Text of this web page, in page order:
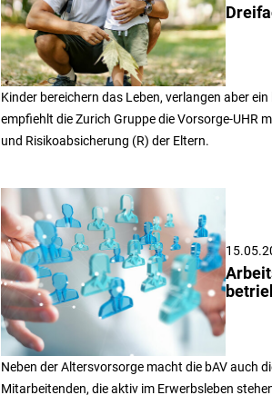
Kinder bereichern das Leben, verlangen aber
empfiehlt die Zurich Gruppe die Vorsorge-UHR
und Risikoabsicherung (R) der Eltern.
Neben der Altersvorsorge macht die bAV auch
Mitarbeitenden, die aktiv im Erwerbsleben